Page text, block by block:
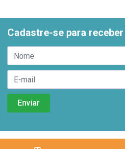
Cadastre-se para